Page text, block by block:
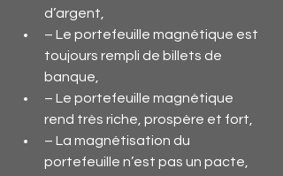
d’argent,
– Le portefeuille magnétique est
toujours rempli de billets de
banque,
– Le portefeuille magnétique
rend très riche, prospère et fort,
– La magnétisation du
portefeuille n’est pas un pacte,